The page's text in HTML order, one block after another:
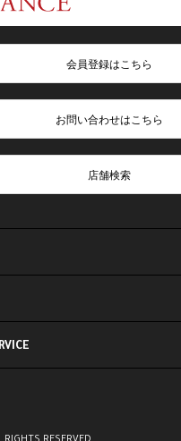
会員登録はこちら
お問い合わせはこちら
店舗検索